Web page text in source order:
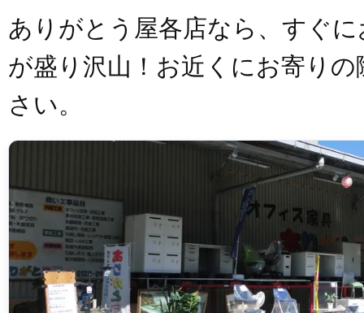
ありがとう屋各店なら、すぐ
が盛り沢山！お近くにお寄り
さい。